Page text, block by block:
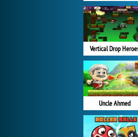
Vertical Drop
Uncle Ahmed